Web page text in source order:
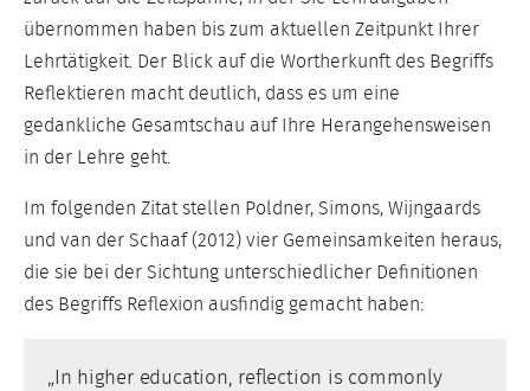
übernommen haben bis zum aktuellen Zeitpunkt Ihrer
Lehrtätigkeit. Der Blick auf die Wortherkunft des Begriffs
Reflektieren macht deutlich, dass es um eine
gedankliche Gesamtschau auf Ihre Herangehensweisen
in der Lehre geht.
Im folgenden Zitat stellen Poldner, Simons, Wijngaards
und van der Schaaf (2012) vier Gemeinsamkeiten heraus,
die sie bei der Sichtung unterschiedlicher Definitionen
des Begriffs Reflexion ausfindig gemacht haben:
„In higher education, reflection is commonly